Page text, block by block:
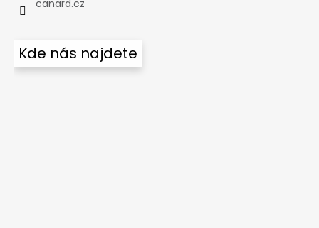
canard.cz
Kde nás najdete